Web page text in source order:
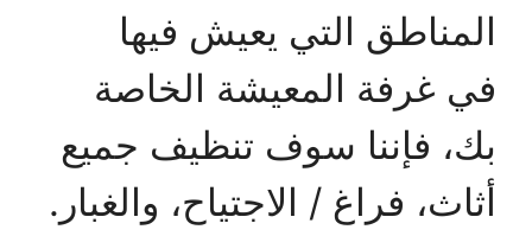
المناطق التي يعيش فيها
في غرفة المعيشة الخاصة
بك، فإننا سوف تنظيف جميع
أثاث، فراغ / الاجتياح، والغبار.